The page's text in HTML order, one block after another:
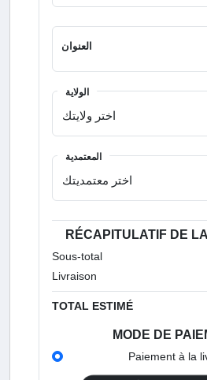
العنوان
الولاية
المعتمدية
RÉCAPITULATIF DE
Sous-total
Livraison
TOTAL ESTIMÉ
MODE DE
Paiement à la